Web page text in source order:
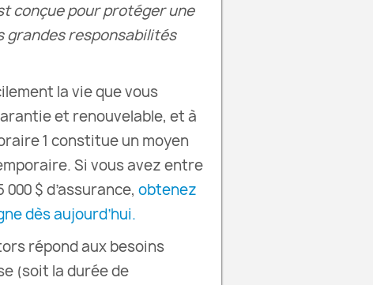
conçue pour protéger une
grandes responsabilités
la vie que vous
et renouvelable, et à
1 constitue un moyen
Si vous avez entre
$ d’assurance, obtenez
dès aujourd’hui.
répond aux besoins
(soit la durée de